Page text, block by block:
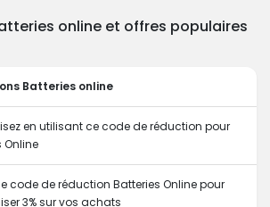
online et offres populaires
Batteries online
en utilisant ce code de réduction pour
Online
code de réduction Batteries Online pour
3% sur vos achats